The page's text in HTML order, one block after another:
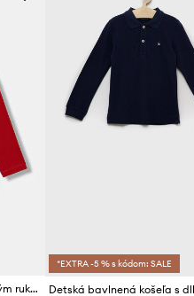
Detská bavlnená košeľa s dlhým rukávom United Colors of Benetton
*EXTRA -5 % s kódom: SALE